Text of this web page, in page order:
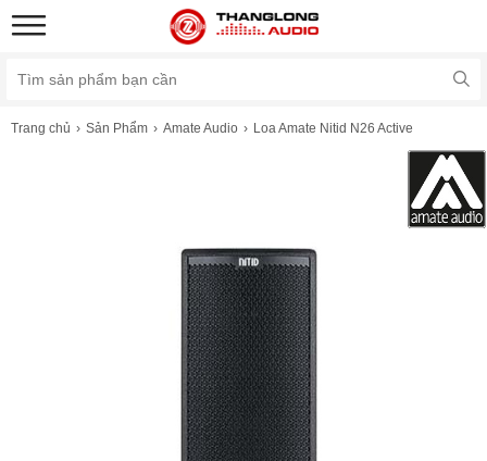
Trang chủ Sản Phẩm Amate Audio Loa Amate Nitid N26 Active